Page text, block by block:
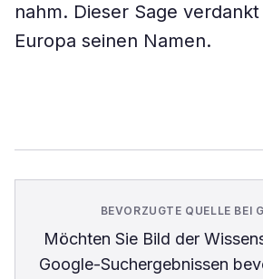
nahm. Dieser Sage
Europa seinen Namen.
BEVORZUGTE QUELLE BEI
Möchten Sie Bild der
Google-Suchergebnissen